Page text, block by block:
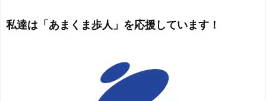
私達は「あまくま歩人」を応援しています！